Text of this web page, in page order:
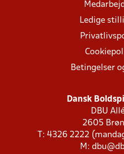
Ledige
Betingelser
Dansk
DBU Allé
2605
T: 4326 2222
M: